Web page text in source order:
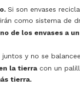
Si son envases
como sistema de
de los envases a
y no se
la tierracon un
tierra.